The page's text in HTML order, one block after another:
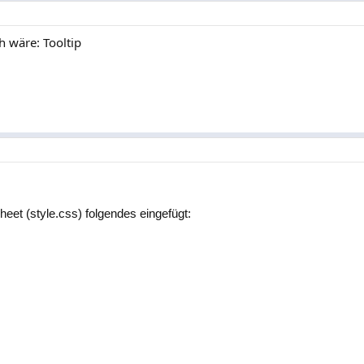
wäre: Tooltip
(style.css) folgendes eingefügt: